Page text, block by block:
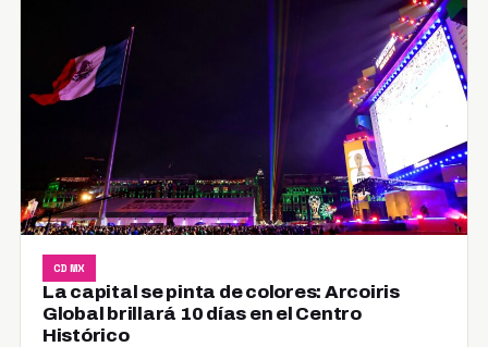
CDMX
La capital se pinta de colores: Arcoiris
Global brillará 10 días en el Centro
Histórico